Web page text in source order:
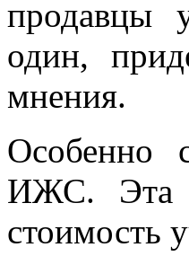
продавцы
один,
мнения.
Особенно
ИЖС. Эта
стоимость